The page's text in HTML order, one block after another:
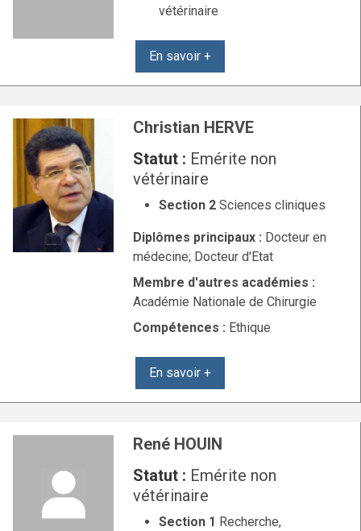
vétérinaire
En savoir +
Christian HERVE
Statut : Emérite non
vétérinaire
Section 2Sciences cliniques
Diplômes principaux : Docteur en
médecine; Docteur d'Etat
Membre d'autres académies :
Académie Nationale de Chirurgie
Compétences : Ethique
En savoir +
René HOUIN
Statut : Emérite non
vétérinaire
Section 1 Recherche,